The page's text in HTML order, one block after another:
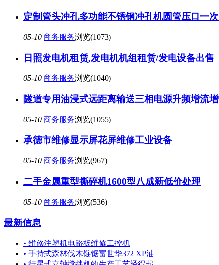
定制管头冲孔多功能不锈钢冲孔机圆管压口一
05-10 商务服务浏览(1073)
日照发电机租赁,发电机机组租赁/发电设备出售
05-10 商务服务浏览(1040)
隧道专用油浸式远距离输送三相电源升频增流
05-10 商务服务浏览(1055)
承德市维修显示屏花屏维修工业设备
05-10 商务服务浏览(967)
二手金属重型撕碎机1600型八成新低价处理
05-10 商务服务浏览(536)
最新信息
• 维修注塑机电路板维修工控机
• 手持式森林伐木链锯富世华372 XP油